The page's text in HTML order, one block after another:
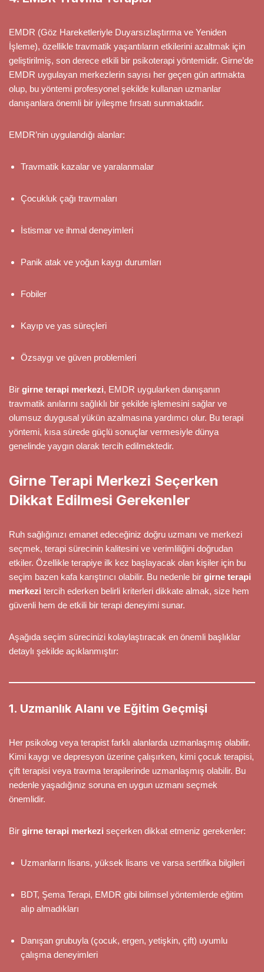
EMDR (Göz Hareketleriyle Duyarsızlaştırma ve Yeniden
İşleme), özellikle travmatik yaşantıların etkilerini azaltmak için
geliştirilmiş, son derece etkili bir psikoterapi yöntemidir. Girne’de
EMDR uygulayan merkezlerin sayısı her geçen gün artmakta
olup, bu yöntemi profesyonel şekilde kullanan uzmanlar
danışanlara önemli bir iyileşme fırsatı sunmaktadır.
EMDR’nin uygulandığı alanlar:
Travmatik kazalar ve yaralanmalar
Çocukluk çağı travmaları
İstismar ve ihmal deneyimleri
Panik atak ve yoğun kaygı durumları
Fobiler
Kayıp ve yas süreçleri
Özsaygı ve güven problemleri
Bir girne terapi merkezi, EMDR uygularken danışanın
travmatik anılarını sağlıklı bir şekilde işlemesini sağlar ve
olumsuz duygusal yükün azalmasına yardımcı olur. Bu terapi
yöntemi, kısa sürede güçlü sonuçlar vermesiyle dünya
genelinde yaygın olarak tercih edilmektedir.
Girne Terapi Merkezi Seçerken
Dikkat Edilmesi Gerekenler
Ruh sağlığınızı emanet edeceğiniz doğru uzmanı ve merkezi
seçmek, terapi sürecinin kalitesini ve verimliliğini doğrudan
etkiler. Özellikle terapiye ilk kez başlayacak olan kişiler için bu
seçim bazen kafa karıştırıcı olabilir. Bu nedenle bir girne terapi
merkezi tercih ederken belirli kriterleri dikkate almak, size hem
güvenli hem de etkili bir terapi deneyimi sunar.
Aşağıda seçim sürecinizi kolaylaştıracak en önemli başlıklar
detaylı şekilde açıklanmıştır:
1. Uzmanlık Alanı ve Eğitim Geçmişi
Her psikolog veya terapist farklı alanlarda uzmanlaşmış olabilir.
Kimi kaygı ve depresyon üzerine çalışırken, kimi çocuk terapisi,
çift terapisi veya travma terapilerinde uzmanlaşmış olabilir. Bu
nedenle yaşadığınız soruna en uygun uzmanı seçmek
önemlidir.
Bir girne terapi merkezi seçerken dikkat etmeniz gerekenler:
Uzmanların lisans, yüksek lisans ve varsa sertifika bilgileri
BDT, Şema Terapi, EMDR gibi bilimsel yöntemlerde eğitim
alıp almadıkları
Danışan grubuyla (çocuk, ergen, yetişkin, çift) uyumlu
çalışma deneyimleri